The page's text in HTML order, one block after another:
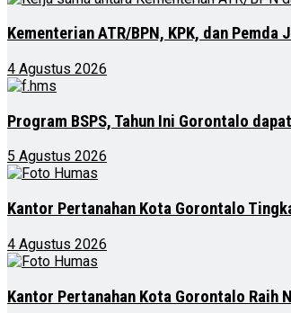
Kementerian ATR/BPN, KPK, dan
4 Agustus 2026
Program BSPS, Tahun Ini Gorontalo
5 Agustus 2026
Kantor Pertanahan Kota Gorontalo
4 Agustus 2026
Kantor Pertanahan Kota Gorontalo Raih